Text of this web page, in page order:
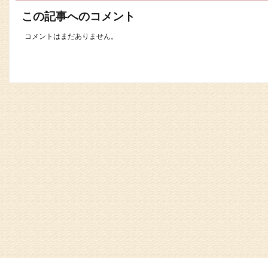
この記事へのコメント
コメントはまだありません。